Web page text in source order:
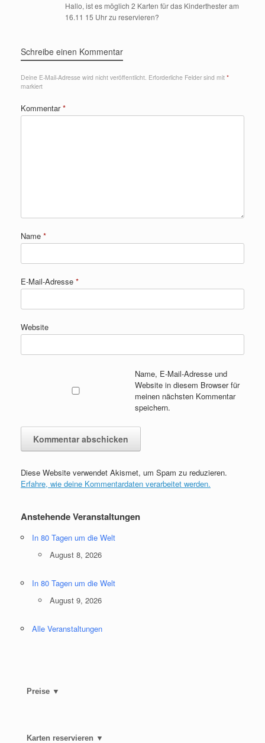
Hallo, ist es möglich 2 Karten für das Kinderthester am
16.11 15 Uhr zu reservieren?
Schreibe einen Kommentar
Deine E-Mail-Adresse wird nicht veröffentlicht. Erforderliche Felder sind mit *
markiert
Kommentar*
Name *
E-Mail-Adresse *
Website
Name, E-Mail-Adresse und
Website in diesem Browser für
meinen nächsten Kommentar
speichern.
Diese Website verwendet Akismet, um Spam zu reduzieren.
Erfahre, wie deine Kommentardaten verarbeitet werden.
Anstehende Veranstaltungen
In 80 Tagen um die Welt
August 8, 2026
In 80 Tagen um die Welt
August 9, 2026
Alle Veranstaltungen
Preise ▼
Karten reservieren ▼